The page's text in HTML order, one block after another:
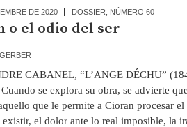
DE 2020 DOSSIER NÚMERO 60
o el odio del ser
CABANEL, “L’ANGE DÉCHU”
se explora su obra, se advierte
que le permite a Cioran procesar el
el dolor ante lo real imposible, la